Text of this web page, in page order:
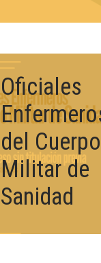
Oficiales
del Cuerpo
Militar de
Sanidad